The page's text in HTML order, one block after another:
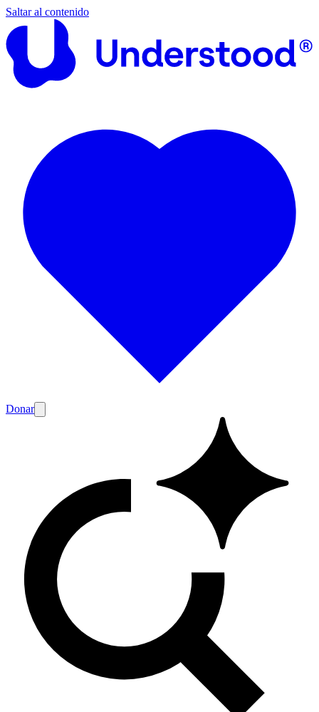
Saltar al contenido
Donar